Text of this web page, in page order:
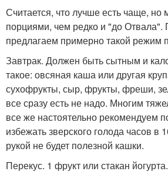
Считается, что лучше есть чаще, но
порциями, чем редко и "до
предлагаем примерно такой режим
Завтрак. Должен быть сытным и
такое: овсяная каша или другая
сухофрукты, сыр, фрукты, фреши,
все сразу есть не надо. Многим
все же настоятельно рекомендуем
избежать зверского голода часов в
рукой не будет полезной кашки.
Перекус. 1 фрукт или стакан йогурта.